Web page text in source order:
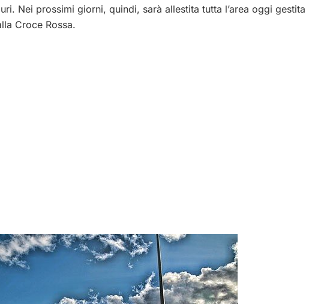
Nei prossimi giorni, quindi, sarà allestita tutta l’area oggi gestita
Croce Rossa.